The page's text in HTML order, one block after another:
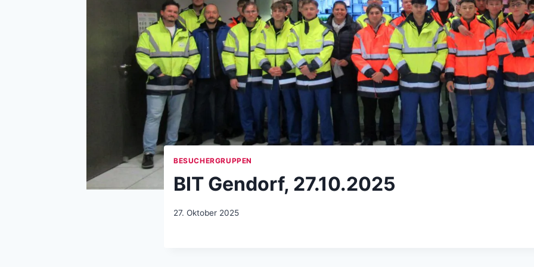
BESUCHERGRUPPEN
BIT Gendorf, 27.10.2025
27. Oktober 2025